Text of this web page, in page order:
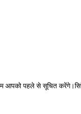
आपको पहले से सूचित